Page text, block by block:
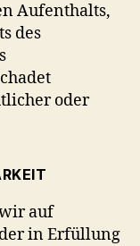
Aufenthalts,
des
oder
auf
in Erfüllung